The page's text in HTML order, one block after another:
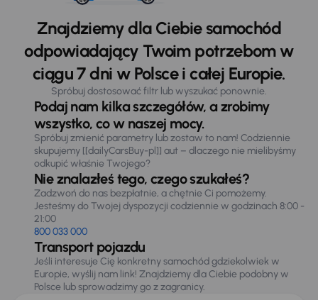
Znajdziemy dla Ciebie samochód
odpowiadający Twoim potrzebom w
ciągu 7 dni w Polsce i całej Europie.
Spróbuj dostosować filtr lub wyszukać ponownie.
Podaj nam kilka szczegółów, a zrobimy
wszystko, co w naszej mocy.
Spróbuj zmienić parametry lub zostaw to nam! Codziennie
skupujemy [[dailyCarsBuy-pl]] aut – dlaczego nie mielibyśmy
odkupić właśnie Twojego?
Nie znalazłeś tego, czego szukałeś?
Zadzwoń do nas bezpłatnie, a chętnie Ci pomożemy.
Jesteśmy do Twojej dyspozycji codziennie w godzinach 8:00 -
21:00
800 033 000
Transport pojazdu
Jeśli interesuje Cię konkretny samochód gdziekolwiek w
Europie, wyślij nam link! Znajdziemy dla Ciebie podobny w
Polsce lub sprowadzimy go z zagranicy.